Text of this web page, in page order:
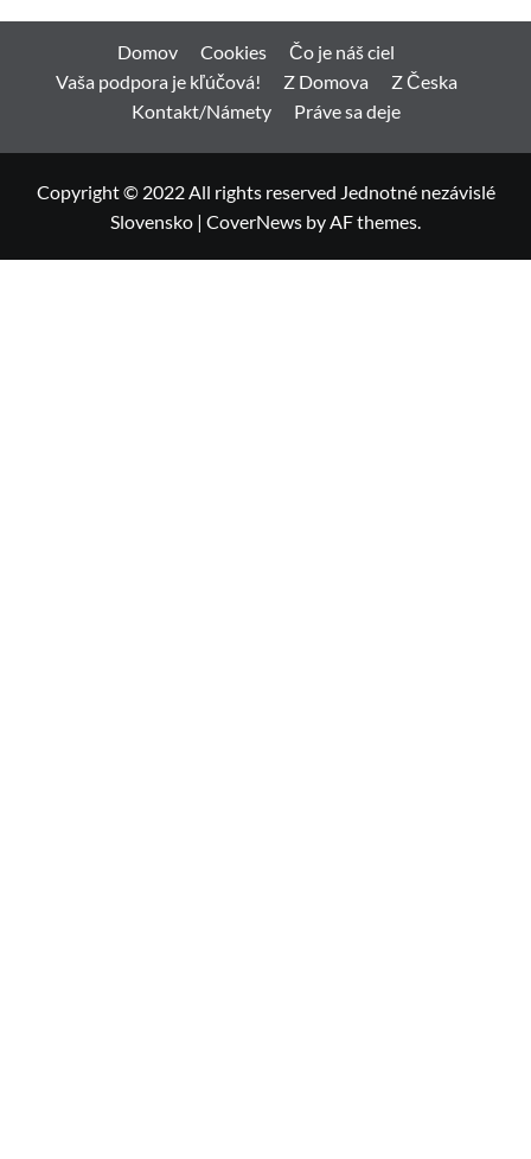
Domov Cookies
Čo je náš ciel
Vaša podpora je kľúčová!
Z Domova
Z Česka
Kontakt/Námety
Práve sa deje
Copyright © 2022 All rights reserved Jednotné nezávislé
Slovensko | CoverNews by AF themes.